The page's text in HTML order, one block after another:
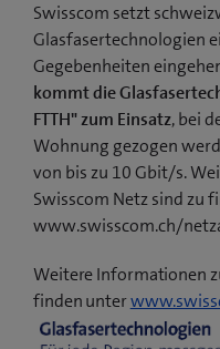
Swisscom setzt
Glasfasertechnologien
Gegebenheiten
kommt die
FTTH" zum Einsatz, bei
Wohnung gezogen
von bis zu 10 Gbit/s.
Swisscom Netz sind zu
www.swisscom.ch/
Weitere Informationen
finden unter